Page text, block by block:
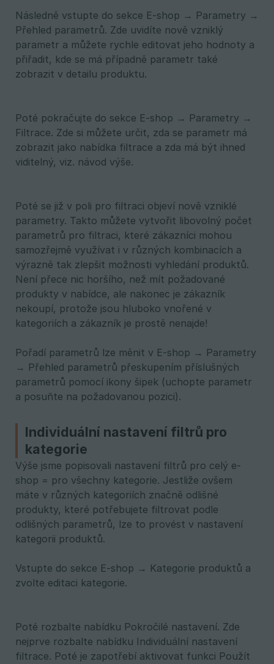
Následně vstupte do sekce E-shop → Parametry →
Přehled parametrů. Zde uvidíte nově vzniklý
parametr a můžete rychle editovat jeho hodnoty a
přiřadit, kde se má případně parametr také
zobrazit v detailu produktu.
Poté pokračujte do sekce E-shop → Parametry →
Filtrace. Zde si můžete určit, zda se parametr má
zobrazit jako nabídka filtrace a zda má být ihned
viditelný, viz. návod výše.
Poté se již v poli pro filtraci objeví nově vzniklé
parametry. Takto můžete vytvořit libovolný počet
parametrů pro filtraci, které zákazníci mohou
samozřejmě využívat i v různých kombinacích a
výrazně tak zlepšit možnosti vyhledání produktů.
Není přece nic horšího, než mít požadované
produkty v nabídce, ale nakonec je zákazník
nekoupí, protože jsou hluboko vnořené v
kategoriích a zákazník je prostě nenajde!
Pořadí parametrů lze měnit v E-shop → Parametry
→ Přehled parametrů přeskupením příslušných
parametrů pomocí ikony šipek (uchopte parametr
a posuňte na požadovanou pozici).
Individuální nastavení filtrů pro
kategorie
Výše jsme popisovali nastavení filtrů pro celý e-
shop = pro všechny kategorie. Jestliže ovšem
máte v různých kategoriích značně odlišné
produkty, které potřebujete filtrovat podle
odlišných parametrů, lze to provést v nastavení
kategorii produktů.
Vstupte do sekce E-shop → Kategorie produktů a
zvolte editaci kategorie.
Poté rozbalte nabídku Pokročilé nastavení. Zde
nejprve rozbalte nabídku Individuální nastavení
filtrace. Poté je zapotřebí aktivovat funkci Použít